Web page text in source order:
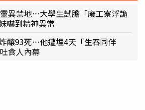
異禁地…大學生試膽「廢工寮浮詭
嚇到精神異常
釀93死…他遭埋4天「生吞同伴
食人內幕